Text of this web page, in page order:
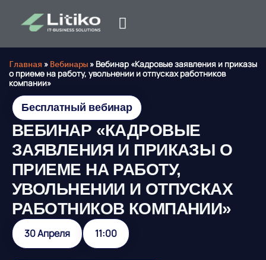
Главная » Вебинары » Вебинар «Кадровые заявления и приказы
о приеме на работу, увольнении и отпусках работников
компании»
Бесплатный вебинар
ВЕБИНАР «КАДРОВЫЕ
ЗАЯВЛЕНИЯ И ПРИКАЗЫ О
ПРИЕМЕ НА РАБОТУ,
УВОЛЬНЕНИИ И ОТПУСКАХ
РАБОТНИКОВ КОМПАНИИ»
30 Апреля 11:00